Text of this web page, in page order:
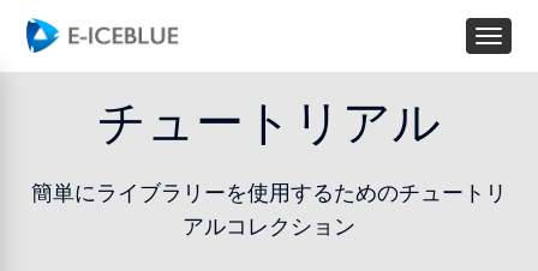
チュートリアル
簡単にライブラリーを使用するためのチュートリ
アルコレクション